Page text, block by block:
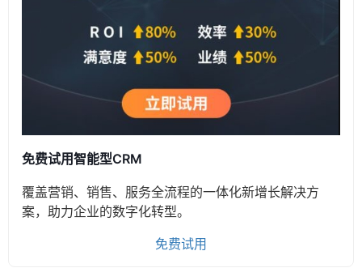
免费试用智能型CRM
覆盖营销、销售、服务全流程的一体化新增长解决方
案，助力企业的数字化转型。
免费试用